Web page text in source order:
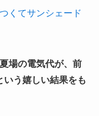
くてサンシェード
場の電気代が、前
う嬉しい結果をも